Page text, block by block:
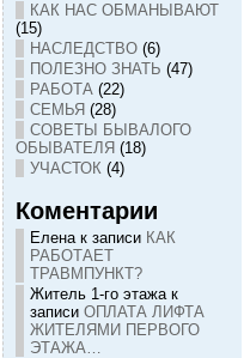
КАК НАС ОБМАНЫВАЮТ
(15)
НАСЛЕДСТВО(6)
ПОЛЕЗНО ЗНАТЬ (47)
РАБОТА(22)
СЕМЬЯ (28)
СОВЕТЫ БЫВАЛОГО
ОБЫВАТЕЛЯ (18)
УЧАСТОК(4)
Коментарии
Еленак записи КАК
РАБОТАЕТ
ТРАВМПУНКТ?
Житель 1-го этажак
записи ОПЛАТА ЛИФТА
ЖИТЕЛЯМИ ПЕРВОГО
ЭТАЖА…